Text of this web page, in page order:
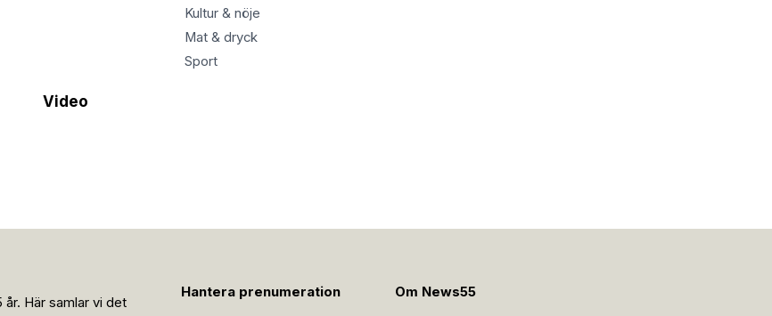
Kultur & nöje
Mat & dryck
Sport
Video
Här samlar vi det
Hantera prenumeration Om News55